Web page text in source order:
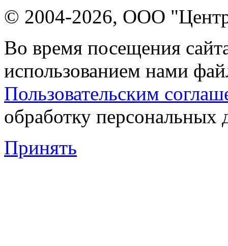
© 2004-2026, ООО "Центр
Во время посещения
использованием нами
Пользовательским
обработку персональных
Принять